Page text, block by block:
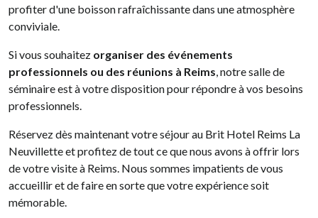
profiter d'une boisson rafraîchissante dans une atmosphère
conviviale.
Si vous souhaitez organiser des événements
professionnels ou des réunions à Reims, notre salle de
séminaire est à votre disposition pour répondre à vos besoins
professionnels.
Réservez dès maintenant votre séjour au Brit Hotel Reims La
Neuvillette et profitez de tout ce que nous avons à offrir lors
de votre visite à Reims. Nous sommes impatients de vous
accueillir et de faire en sorte que votre expérience soit
mémorable.